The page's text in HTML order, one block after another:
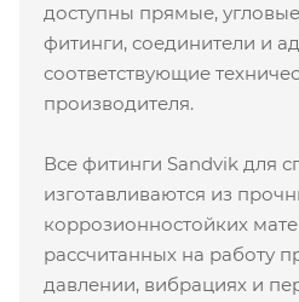
доступны прямые,
фитинги, соединители и
соответствующие
производителя.
Все фитинги Sandvik для
изготавливаются из
коррозионностойких
рассчитанных на работу
давлении, вибрациях и